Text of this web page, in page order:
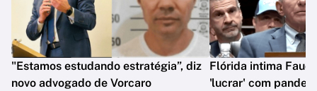
"Estamos estudando estratégia”, diz
novo advogado de Vorcaro
Flórida intima
'lucrar' com